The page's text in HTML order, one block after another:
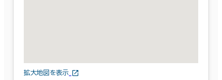
拡大地図を表示